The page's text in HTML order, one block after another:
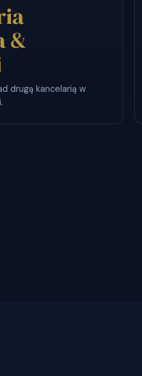
&
drugą kancelarią w